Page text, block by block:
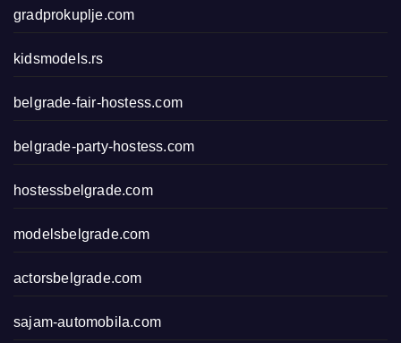
gradprokuplje.com
kidsmodels.rs
belgrade-fair-hostess.com
belgrade-party-hostess.com
hostessbelgrade.com
modelsbelgrade.com
actorsbelgrade.com
sajam-automobila.com